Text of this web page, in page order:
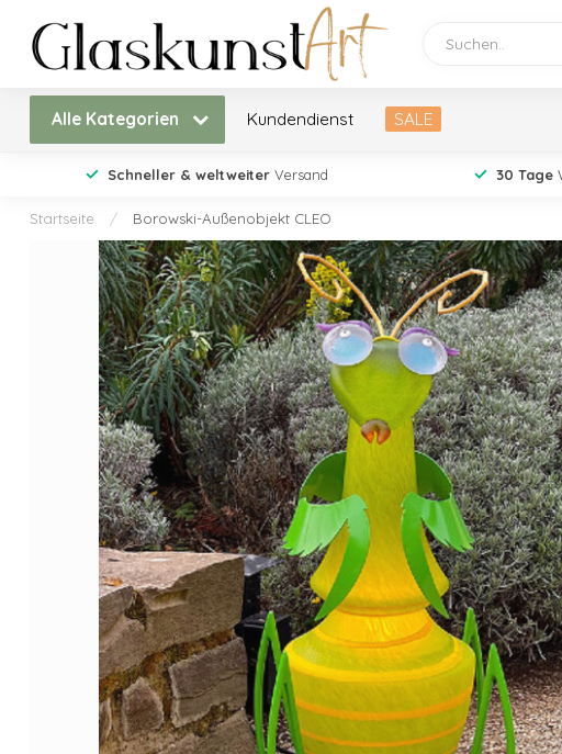
Alle Kategorien Kundendienst SALE
Schneller & weltweiterVersand 30 Tage
Startseite / Borowski-Außenobjekt CLEO